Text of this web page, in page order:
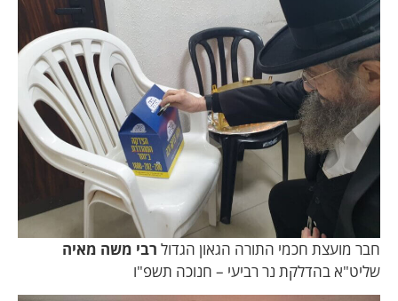
חבר מועצת חכמי התורה הגאון הגדולרבי משה מאיה
שליט"א בהדלקת נר רביעי – חנוכה תשפ"ו